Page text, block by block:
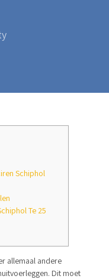
Schiphol
Te 25
allemaal andere
Dit moet